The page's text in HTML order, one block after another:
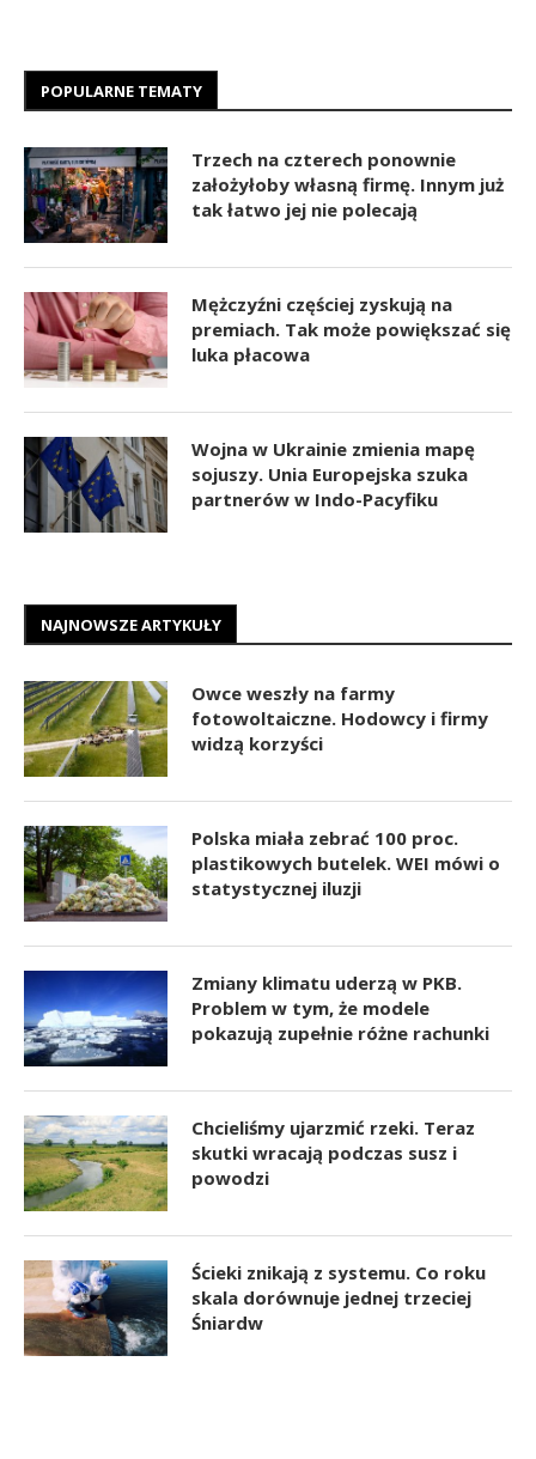
POPULARNE TEMATY
Trzech na czterech ponownie
założyłoby własną firmę. Innym już
tak łatwo jej nie polecają
Mężczyźni częściej zyskują na
premiach. Tak może powiększać się
luka płacowa
Wojna w Ukrainie zmienia mapę
sojuszy. Unia Europejska szuka
partnerów w Indo-Pacyfiku
NAJNOWSZE ARTYKUŁY
Owce weszły na farmy
fotowoltaiczne. Hodowcy i firmy
widzą korzyści
Polska miała zebrać 100 proc.
plastikowych butelek. WEI mówi o
statystycznej iluzji
Zmiany klimatu uderzą w PKB.
Problem w tym, że modele
pokazują zupełnie różne rachunki
Chcieliśmy ujarzmić rzeki. Teraz
skutki wracają podczas susz i
powodzi
Ścieki znikają z systemu. Co roku
skala dorównuje jednej trzeciej
Śniardw